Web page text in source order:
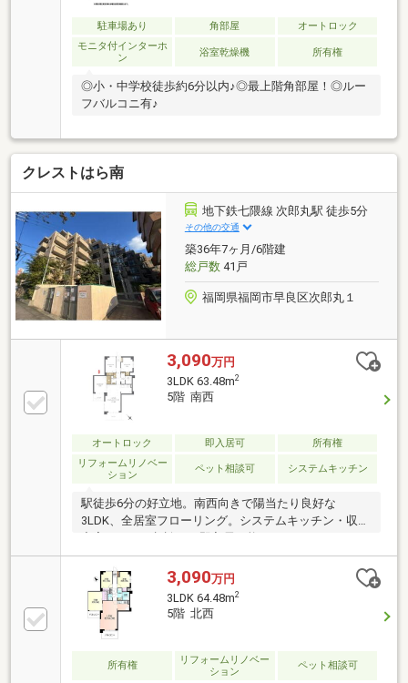
駐車場あり 角部屋
オートロック
モニタ付インターホ
ン
浴室乾燥機 所有権
◎小・中学校徒歩約6分以内♪◎最上階角部屋！◎ルー
フバルコニ有♪
クレストはら南
地下鉄七隈線 次郎丸駅 徒歩5分
その他の交通
築36年7ヶ月/6階建
総戸数41戸
福岡県福岡市早良区次郎丸１
3,090万円
3LDK 63.48m2
5階 南西
オートロック 即入居可
所有権
リフォームリノベー
ション
ペット相談可 システムキッチン
駅徒歩6分の好立地。南西向きで陽当たり良好な
3LDK、全居室フローリング。システムキッチン・収納
3,090万円
3LDK 64.48m2
5階 北西
所有権
リフォームリノベー
ション
ペット相談可